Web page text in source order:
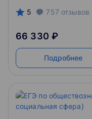
5 757 отзывов
66 330 ₽
Подробнее